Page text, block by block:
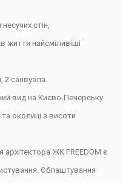
стін,
життя найсміливіші
2 санвузла.
вид на Києво-Печерську
околиці з висоти
архітектора ЖК FREEDOM є
. Облаштування